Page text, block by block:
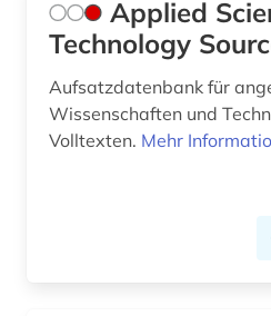
haustechnik (1)
heizung (1)
hersteller (1)
hydrologie (1)
industrie (2)
Applied
Technology
Aufsatzdatenbank für
Wissenschaften und
Volltexten. Mehr